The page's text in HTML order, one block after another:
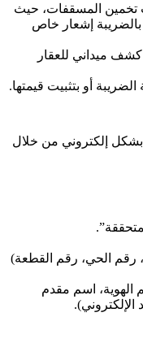
تخمين المسقفات، حيث
إشعار خاص
ميداني للعقار
أو بتثبيت قيمتها.
إلكتروني من خلال
رقم الحي، رقم القطعة)
الهوية، اسم مقدم
الإلكتروني).